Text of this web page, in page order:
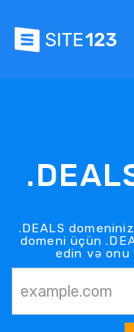
.DEALS
domeni üçün
edin və onu